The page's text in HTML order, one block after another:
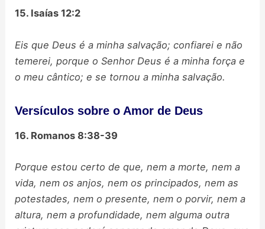
15. Isaías 12:2
Eis que Deus é a minha salvação; confiarei e não
temerei, porque o Senhor Deus é a minha força e
o meu cântico; e se tornou a minha salvação.
Versículos sobre o Amor de Deus
16. Romanos 8:38-39
Porque estou certo de que, nem a morte, nem a
vida, nem os anjos, nem os principados, nem as
potestades, nem o presente, nem o porvir, nem a
altura, nem a profundidade, nem alguma outra